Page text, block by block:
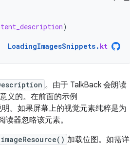
)
LoadingImagesSnippets. kt
。由于 TalkBack 会朗读
义的。在前面的示例
。如果屏幕上的视觉元素纯粹是为
读器忽略该元素。
加载位图。如需详